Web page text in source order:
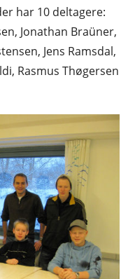
har 10 deltagere:
Jonathan Braüner,
Jens Ramsdal,
Rasmus Thøgersen